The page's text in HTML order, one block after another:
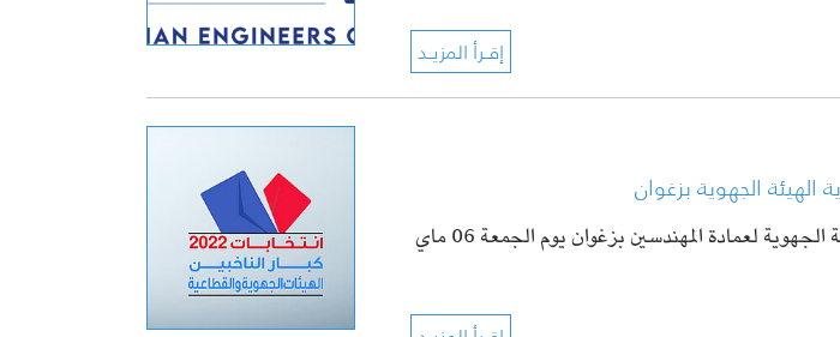
الهيئة الجهوية بزغوان
تنعقد الجلسة العامة الانتخابية للهيئة الجهوية لعمادة المهندسين بزغوان يوم الجمعة 06 ماي